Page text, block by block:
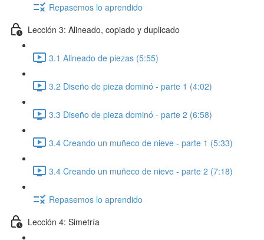
Repasemos lo aprendido
Lección 3: Alineado, copiado y duplicado
3.1 Alineado de piezas (5:55)
3.2 Diseño de pieza dominó - parte 1 (4:02)
3.3 Diseño de pieza dominó - parte 2 (6:58)
3.4 Creando un muñeco de nieve - parte 1 (5:33)
3.4 Creando un muñeco de nieve - parte 2 (7:18)
Repasemos lo aprendido
Lección 4: Simetría